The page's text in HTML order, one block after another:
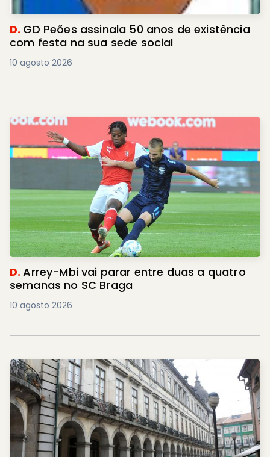
D. GD Peões assinala 50 anos de existência
com festa na sua sede social
10 agosto 2026
D.Arrey-Mbi vai parar entre duas a quatro
semanas no SC Braga
10 agosto 2026